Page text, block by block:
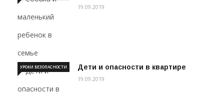
19.09.2019
Дети и опасности в квартире
УРОКИ БЕЗОПАСНОСТИ
19.09.2019